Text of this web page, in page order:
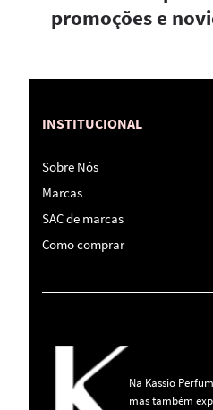
promoções e
INSTITUCIONAL
Sobre Nós
Marcas
SAC de marcas
Como comprar
Na Kassio
mas também